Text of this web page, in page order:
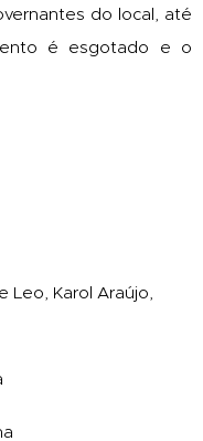
do local, até
é esgotado e o
Leo, Karol Araújo,